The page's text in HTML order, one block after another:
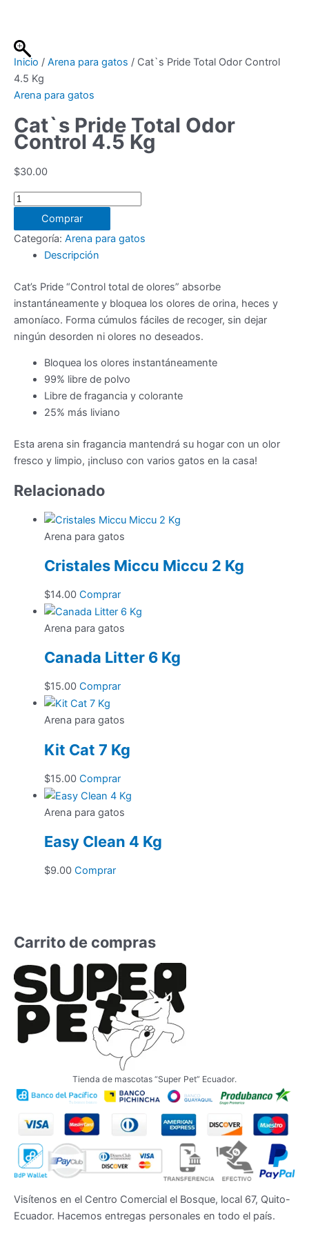
contenido
Inicio / Arena para gatos / Cat`s Pride Total Odor Control
4.5 Kg
Arena para gatos
Cat`s Pride Total Odor
Control 4.5 Kg
$30.00
Cat`s
Total
4.5
Kg
cantidad
Comprar
Categoría: Arena para gatos
Descripción
Cat’s Pride “Control total de olores” absorbe
instantáneamente y bloquea los olores de orina, heces y
amoníaco. Forma cúmulos fáciles de recoger, sin dejar
ningún desorden ni olores no deseados.
Bloquea los olores instantáneamente
99% libre de polvo
Libre de fragancia y colorante
25% más liviano
Esta arena sin fragancia mantendrá su hogar con un olor
fresco y limpio, ¡incluso con varios gatos en la casa!
Relacionado
Arena para gatos
Cristales Miccu Miccu 2 Kg
$14.00 Comprar
Arena para gatos
Canada Litter 6 Kg
$15.00 Comprar
Arena para gatos
Kit Cat 7 Kg
$15.00 ComprarEste
producto
tiene
variantes.
en
la
página
de
producto
Arena para gatos
Easy Clean 4 Kg
$9.00 Comprar
Carrito de compras
Tienda de mascotas “Super Pet” Ecuador.
Visítenos en el Centro Comercial el Bosque, local 67, Quito-
Ecuador. Hacemos entregas personales en todo el país.